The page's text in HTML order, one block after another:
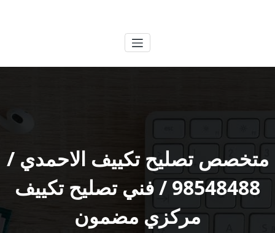
متخصص تصليح تكييف الاحمدي /
98548488 / فني تصليح تكييف
مركزي مضمون